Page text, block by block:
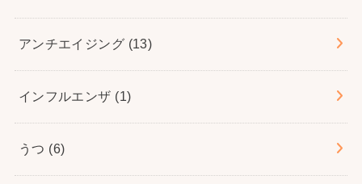
アンチエイジング (13)
インフルエンザ (1)
うつ (6)